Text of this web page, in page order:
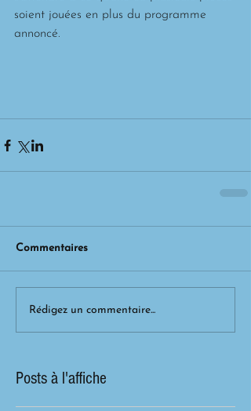
soient jouées en plus du programme
annoncé.
Commentaires
Rédigez un commentaire...
Posts à l'affiche